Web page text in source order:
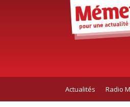
Actualités Radio